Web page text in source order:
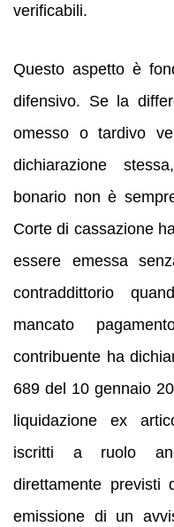
verificabili.
Questo aspetto è
difensivo. Se la
omesso o tardivo
dichiarazione
bonario non è
Corte di cassazione
essere emessa
contraddittorio
mancato
contribuente ha
689 del 10 gennaio
liquidazione ex
iscritti a ruolo
direttamente previsti
emissione di un